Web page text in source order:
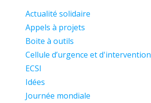
Actualité solidaire
Appels à projets
Boite à outils
Cellule d’urgence et d'intervention
ECSI
Idées
Journée mondiale